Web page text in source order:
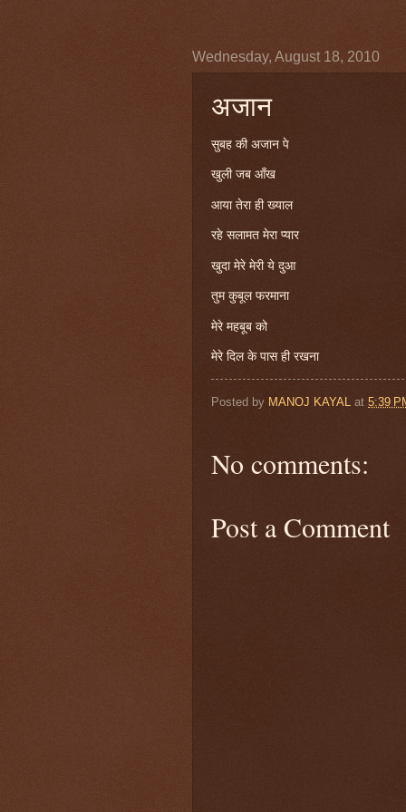
Wednesday, August 18, 2010
अजान
सुबह की अजान पे
खुली जब आँख
आया तेरा ही ख्याल
रहे सलामत मेरा प्यार
खुदा मेरे मेरी ये दुआ
तुम कुबूल फरमाना
मेरे महबूब को
मेरे दिल के पास ही रखना
Posted by MANOJ KAYAL at 5:39
No comments:
Post a Comment